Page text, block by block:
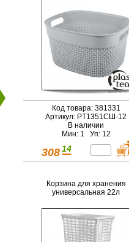
Код товара: 381331
Артикул: PT1351СШ-12
В наличии
Мин: 1 Уп: 12
308 14
Корзина для хранения
универсальная 22л